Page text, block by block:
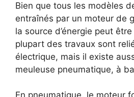
Bien que tous les modèles
entraînés par un moteur de
la source d’énergie peut
plupart des travaux sont
électrique, mais il existe
meuleuse pneumatique, à